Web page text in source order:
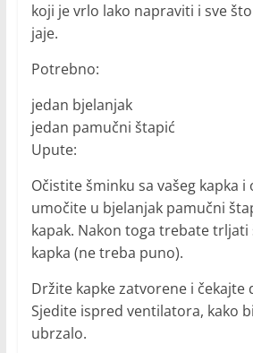
koji je vrlo lako napraviti i sve
jaje.
Potrebno:
jedan bjelanjak
jedan pamučni štapić
Upute:
Očistite šminku sa vašeg kapka i
umočite u bjelanjak pamučni
kapak. Nakon toga trebate
kapka (ne treba puno).
Držite kapke zatvorene i čekajte
Sjedite ispred ventilatora, kako
ubrzalo.